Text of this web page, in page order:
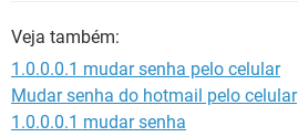
Veja também:
1.0.0.0.1 mudar senha pelo celular
Mudar senha do hotmail pelo celular
1.0.0.0.1 mudar senha